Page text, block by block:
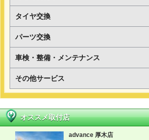
タイヤ交換
パーツ交換
車検・整備・メンテナンス
その他サービス
オススメ取付店
advance 厚木店